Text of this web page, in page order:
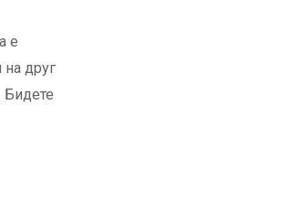
е
на друг
Бидете